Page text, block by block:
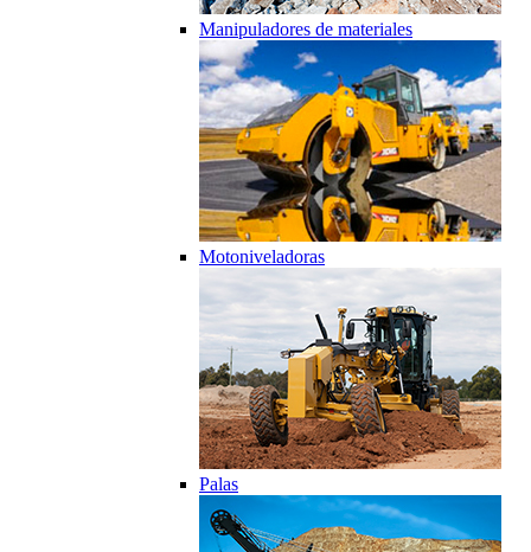
Manipuladores de materiales
Motoniveladoras
Palas